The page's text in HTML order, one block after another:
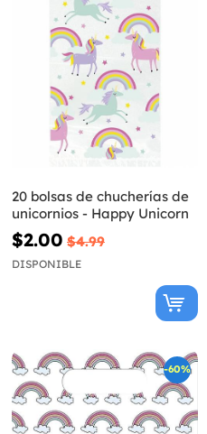
20 bolsas de chucherías de
unicornios - Happy Unicorn
$2.00 $4.99
DISPONIBLE
-60%